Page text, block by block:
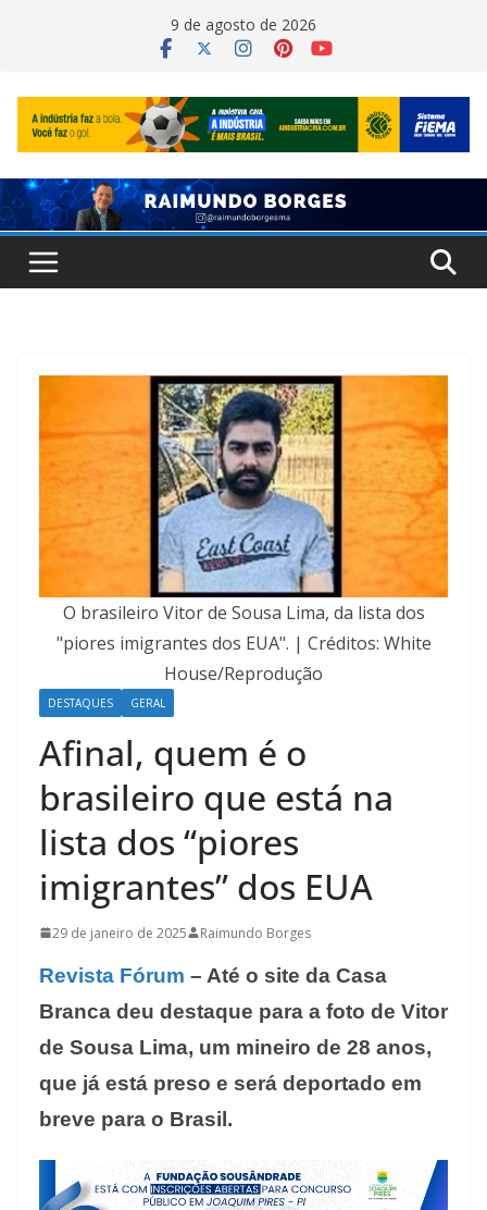
9 de agosto de 2026
O brasileiro Vitor de Sousa Lima, da lista dos
"piores imigrantes dos EUA". | Créditos: White
House/Reprodução
DESTAQUES GERAL
Afinal, quem é o
brasileiro que está na
lista dos “piores
imigrantes” dos EUA
29 de janeiro de 2025 Raimundo Borges
Revista Fórum – Até o site da Casa
Branca deu destaque para a foto de Vitor
de Sousa Lima, um mineiro de 28 anos,
que já está preso e será deportado em
breve para o Brasil.